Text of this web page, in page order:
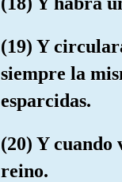
(19) Y
siempre la
esparcidas.
(20) Y cuando
reino.